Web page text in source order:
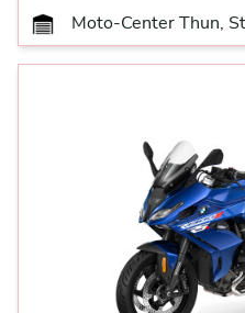
Moto-Center Thun,